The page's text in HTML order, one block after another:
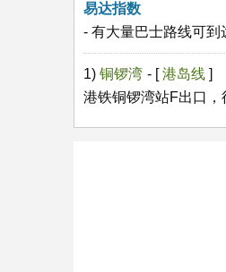
易达指数
- 有大量巴士路线可到
1) 铜锣湾 - [港岛线 ]
港铁铜锣湾站F出口，